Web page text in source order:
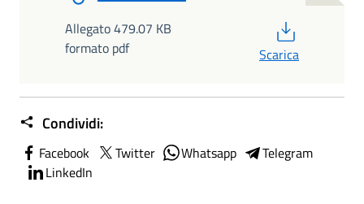
Allegato 479.07 KB
formato pdf
Scarica
Condividi:
Facebook Twitter Whatsapp
Telegram
LinkedIn